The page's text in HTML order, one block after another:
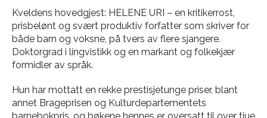
Kveldens hovedgjest: HELENE URI – en kritikerrost,
prisbelønt og svært produktiv forfatter som skriver for
både barn og voksne, på tvers av flere sjangere.
Doktorgrad i lingvistikk og en markant og folkekjær
formidler av språk.
Hun har mottatt en rekke prestisjetunge priser, blant
annet Brageprisen og Kulturdepartementets
barnebokpris, og bøkene hennes er oversatt til over tjue